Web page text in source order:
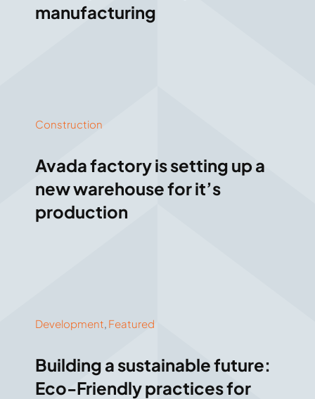
manufacturing
Construction
Avada factory is setting up a
new warehouse for it’s
production
Development Featured
Building a sustainable future:
Eco-Friendly practices for